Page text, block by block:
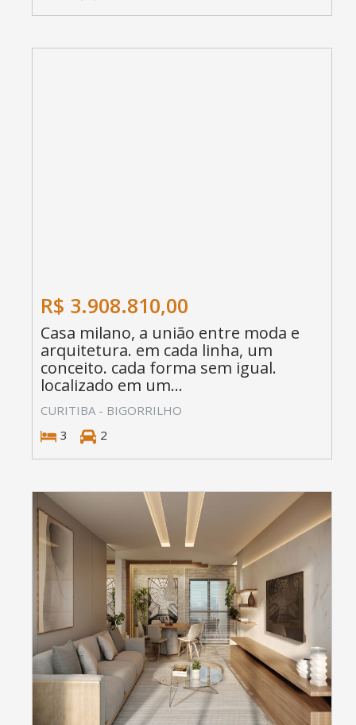
R$ 3.908.810,00
Casa milano, a união entre moda e
arquitetura. em cada linha, um
conceito. cada forma sem igual.
localizado em um...
CURITIBA - BIGORRILHO
3
2